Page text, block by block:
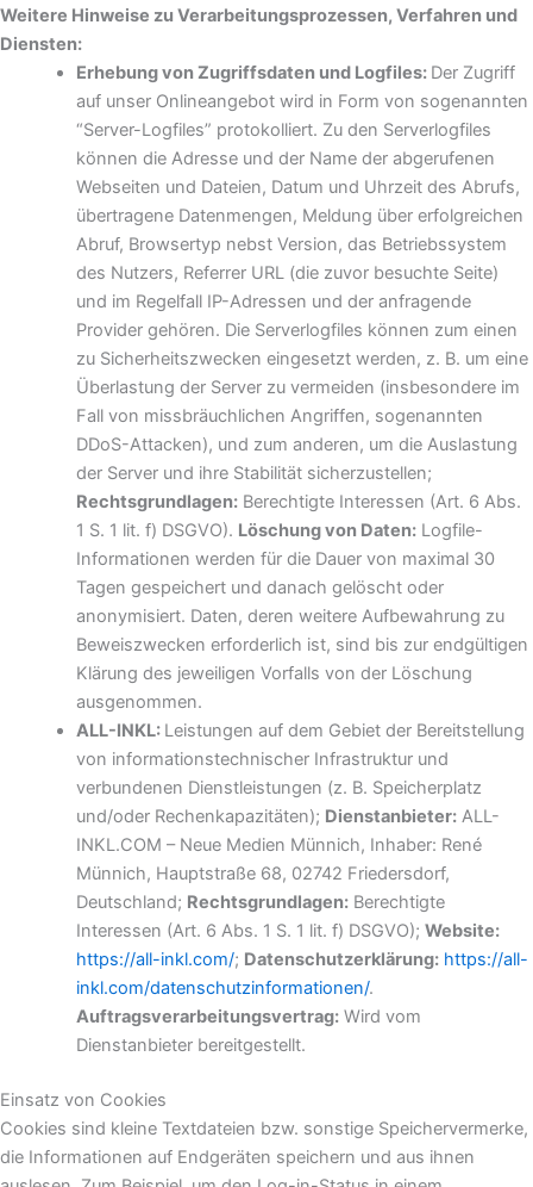
Weitere Hinweise zu Verarbeitungsprozessen, Verfahren und
Diensten:
Erhebung von Zugriffsdaten und Logfiles: Der Zugriff
auf unser Onlineangebot wird in Form von sogenannten
“Server-Logfiles” protokolliert. Zu den Serverlogfiles
können die Adresse und der Name der abgerufenen
Webseiten und Dateien, Datum und Uhrzeit des Abrufs,
übertragene Datenmengen, Meldung über erfolgreichen
Abruf, Browsertyp nebst Version, das Betriebssystem
des Nutzers, Referrer URL (die zuvor besuchte Seite)
und im Regelfall IP-Adressen und der anfragende
Provider gehören. Die Serverlogfiles können zum einen
zu Sicherheitszwecken eingesetzt werden, z. B. um eine
Überlastung der Server zu vermeiden (insbesondere im
Fall von missbräuchlichen Angriffen, sogenannten
DDoS-Attacken), und zum anderen, um die Auslastung
der Server und ihre Stabilität sicherzustellen;
Rechtsgrundlagen:Berechtigte Interessen (Art. 6 Abs.
1 S. 1 lit. f) DSGVO). Löschung von Daten:Logfile-
Informationen werden für die Dauer von maximal 30
Tagen gespeichert und danach gelöscht oder
anonymisiert. Daten, deren weitere Aufbewahrung zu
Beweiszwecken erforderlich ist, sind bis zur endgültigen
Klärung des jeweiligen Vorfalls von der Löschung
ausgenommen.
ALL-INKL: Leistungen auf dem Gebiet der Bereitstellung
von informationstechnischer Infrastruktur und
verbundenen Dienstleistungen (z. B. Speicherplatz
und/oder Rechenkapazitäten); Dienstanbieter:ALL-
INKL.COM – Neue Medien Münnich, Inhaber: René
Münnich, Hauptstraße 68, 02742 Friedersdorf,
Deutschland; Rechtsgrundlagen:Berechtigte
Interessen (Art. 6 Abs. 1 S. 1 lit. f) DSGVO); Website:
https://all-inkl.com/; Datenschutzerklärung: https://all-
inkl.com/datenschutzinformationen/.
Auftragsverarbeitungsvertrag:Wird vom
Dienstanbieter bereitgestellt.
Einsatz von Cookies
Cookies sind kleine Textdateien bzw. sonstige Speichervermerke,
die Informationen auf Endgeräten speichern und aus ihnen